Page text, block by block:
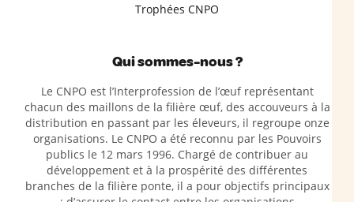
Trophées CNPO
Qui sommes-nous ?
Le CNPO est l’Interprofession de l’œuf représentant
chacun des maillons de la filière œuf, des accouveurs à la
distribution en passant par les éleveurs, il regroupe onze
organisations. Le CNPO a été reconnu par les Pouvoirs
publics le 12 mars 1996. Chargé de contribuer au
développement et à la prospérité des différentes
branches de la filière ponte, il a pour objectifs principaux